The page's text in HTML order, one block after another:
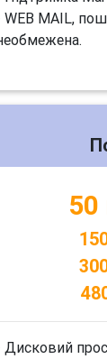
WEB MAIL,
50
Дисковий